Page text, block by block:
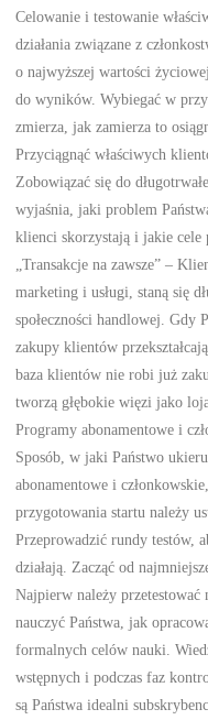
Celowanie i testowanie
działania związane z
o najwyższej wartości
do wyników. Wybiegać w
zmierza, jak zamierza to
Przyciągnąć właściwych
Zobowiązać się do
wyjaśnia, jaki problem
klienci skorzystają i jakie cele
„Transakcje na zawsze” –
marketing i usługi, staną się
społeczności handlowej. Gdy
zakupy klientów
baza klientów nie robi już
tworzą głębokie więzi jako
Programy abonamentowe i
Sposób, w jaki Państwo
abonamentowe i
przygotowania startu należy
Przeprowadzić rundy testów,
działają. Zacząć od
Najpierw należy przetestować
nauczyć Państwa, jak
formalnych celów nauki.
wstępnych i podczas faz
są Państwa idealni